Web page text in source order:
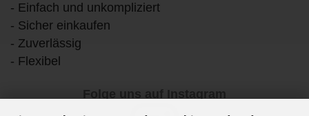
- Einfach und unkompliziert
- Sicher einkaufen
- Zuverlässig
- Flexibel
Folge uns auf Instagram